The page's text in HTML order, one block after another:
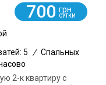
700 грн
СУТКИ
5 / Спальных
2-к квартиру с